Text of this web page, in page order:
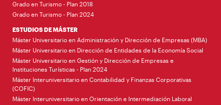
Grado en Turismo - Plan 2018
Grado en Turismo - Plan 2024
ESTUDIOS DE MÁSTER
Máster Universitario en Administración y Dirección de Empresas (MBA)
Máster Universitario en Dirección de Entidades de la Economía Social
Máster Universitario en Gestión y Dirección de Empresas e
Instituciones Turísticas - Plan 2024
Máster Interuniversitario en Contabilidad y Finanzas Corporativas
(COFIC)
Máster Interuniversitario en Orientación e Intermediación Laboral